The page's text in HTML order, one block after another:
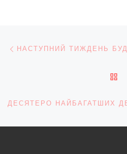
Навігація записів